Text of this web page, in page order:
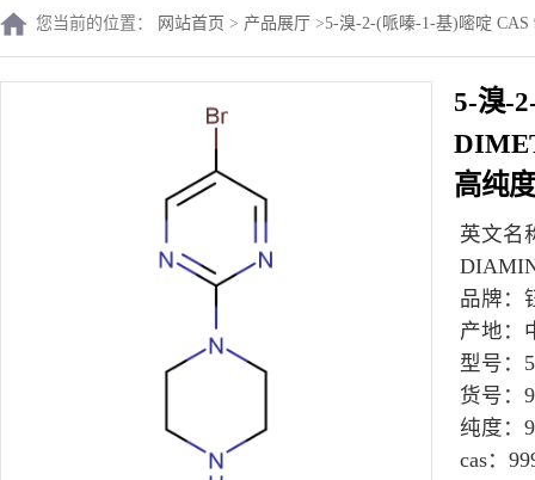
您当前的位置： 网站首页 > 产品展厅 >5-溴-2-(哌嗪-1-基)嘧啶
5-溴-
高纯
英文名
品牌：
产地：
型号：
货号：
纯度：
cas：